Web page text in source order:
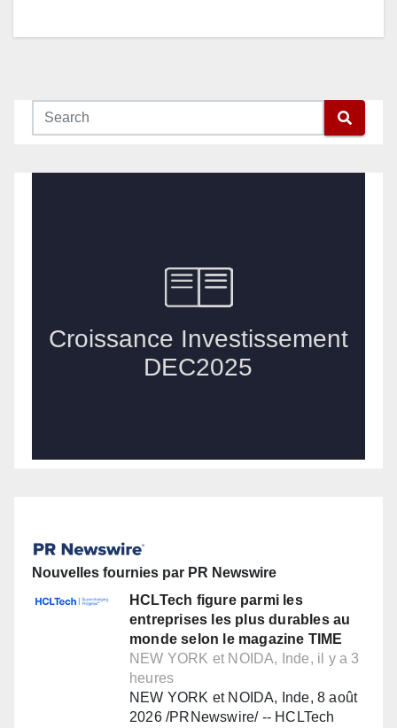
Nouvelles fournies par PR Newswire
HCLTech figure parmi les
entreprises les plus durables au
monde selon le magazine TIME
NEW YORK et NOIDA, Inde, il y a 3
heures
NEW YORK et NOIDA, Inde, 8 août
2026 /PRNewswire/ -- HCLTech